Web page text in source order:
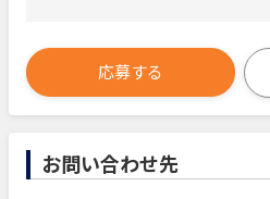
応募する
お問い合わせ先